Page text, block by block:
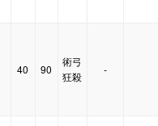
40 90
術弓
狂殺
-